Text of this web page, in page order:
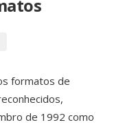
formatos de
de 1992 como